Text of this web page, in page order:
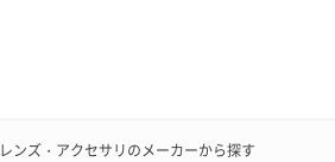
ンズ・アクセサリのメーカーから探す